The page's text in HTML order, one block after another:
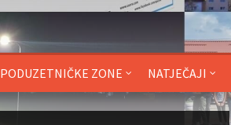
PODUZETNIČKE ZONE NATJEČAJI